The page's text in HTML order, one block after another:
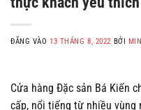
ĐĂNG VÀO13 THÁNG 8, 2022 BỞI
Cửa hàng Đặc sản Bá Kiến
cấp, nổi tiếng từ nhiều vùng